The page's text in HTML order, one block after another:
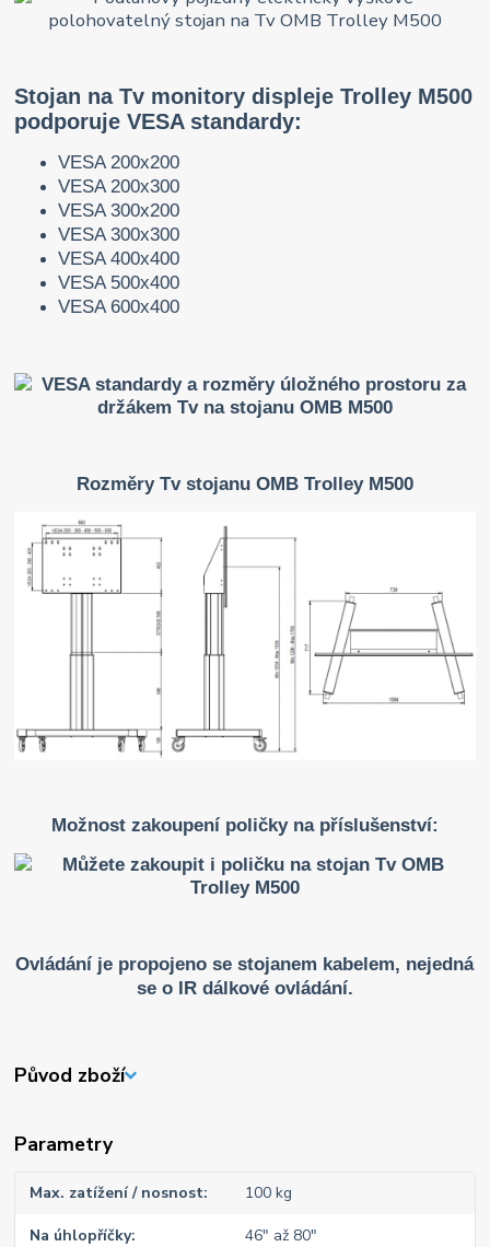
Stojan na Tv monitory displeje Trolley M500
podporuje VESA standardy:
VESA 200x200
VESA 200x300
VESA 300x200
VESA 300x300
VESA400x400
VESA 500x400
VESA 600x400
Rozměry Tv stojanu OMB Trolley M500
Možnost zakoupení poličky na příslušenství:
Ovládání je propojeno se stojanem kabelem, nejedná
se o IR dálkové ovládání.
Původ zboží
Parametry
Max. zatížení / nosnost 100 kg
Na úhlopříčky 46" až 80"